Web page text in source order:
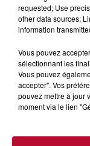
propose une
requested; Use
other data sources;
information
Vous pouvez
sélectionnant les
Vous pouvez
accepter". Vos
pouvez mettre à jour
moment via le lien